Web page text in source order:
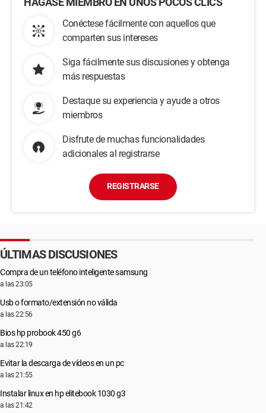
Conéctese fácilmente con aquellos que
comparten sus intereses
Siga fácilmente sus discusiones y obtenga
más respuestas
Destaque su experiencia y ayude a otros
miembros
Disfrute de muchas funcionalidades
adicionales al registrarse
REGISTRARSE
ÚLTIMAS DISCUSIONES
Compra de un teléfono inteligente samsung
a las 23:05
Usb o formato/extensión no válida
a las 22:56
Bios hp probook 450 g6
a las 22:19
Evitar la descarga de vídeos en un pc
a las 21:55
Instalar linux en hp elitebook 1030 g3
a las 21:42